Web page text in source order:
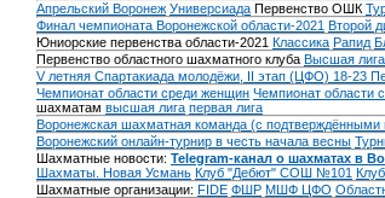
Апрельский Воронеж Универсиада Первенство ОШК
Финал чемпионата Воронежской области-2021 Второй
Юниорские первенства области-2021 Классика Рапид
Первенство областного шахматного клуба Высшая лига
V летняя Спартакиада молодёжи, II этап (ЦФО) 18-23
Чемпионат области среди женщин Чемпионат области
шахматам высшая лига первая лига
Воронежская шахматная команда (с подтверждёнными
Воронежский онлайн-турнир в честь начала весны
Шахматные новости: Telegram-канал о шахматах в
Шахматы. Новая Усмань Клуб "Дебют" СОШ №101
Шахматные организации: FIDE ФШР МШФ ЦФО